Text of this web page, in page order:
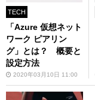
TECH
「Azure 仮想ネット
ワーク ピアリン
グ」とは？ 概要と
設定方法
2020年03月10日 11:00